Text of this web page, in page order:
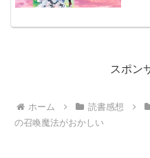
スポン
ホーム 読書感想
の召喚魔法がおかしい